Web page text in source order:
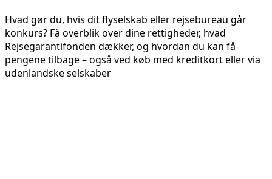
Hvad gør du, hvis dit flyselskab eller rejsebureau går
konkurs? Få overblik over dine rettigheder, hvad
Rejsegarantifonden dækker, og hvordan du kan få
pengene tilbage – også ved køb med kreditkort eller via
udenlandske selskaber